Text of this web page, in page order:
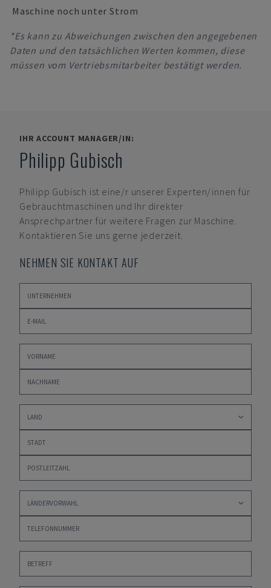
Maschine noch unter Strom
*Es kann zu Abweichungen zwischen den angegebenen
Daten und den tatsächlichen Werten kommen, diese
müssen vom Vertriebsmitarbeiter bestätigt werden.
IHR ACCOUNT MANAGER/IN:
Philipp Gubisch
Philipp Gubisch ist eine/r unserer Experten/innen für
Gebrauchtmaschinen und Ihr direkter
Ansprechpartner für weitere Fragen zur Maschine.
Kontaktieren Sie uns gerne jederzeit.
NEHMEN SIE KONTAKT AUF